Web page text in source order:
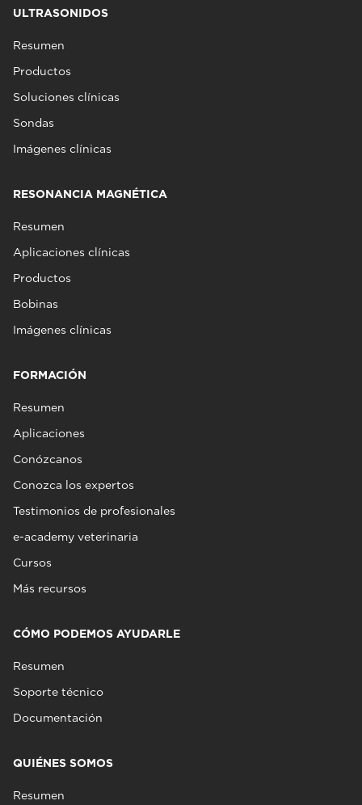
ULTRASONIDOS
Resumen
Productos
Soluciones clínicas
Sondas
Imágenes clínicas
RESONANCIA MAGNÉTICA
Resumen
Aplicaciones clínicas
Productos
Bobinas
Imágenes clínicas
FORMACIÓN
Resumen
Aplicaciones
Conózcanos
Conozca los expertos
Testimonios de profesionales
e-academy veterinaria
Cursos
Más recursos
CÓMO PODEMOS AYUDARLE
Resumen
Soporte técnico
Documentación
QUIÉNES SOMOS
Resumen